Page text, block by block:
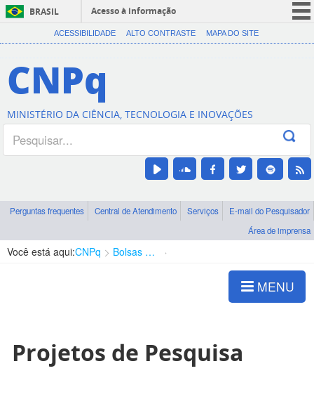
BRASIL
Acesso à informação
CORONAVÍRUS (COVID-19)
Canais
ACESSIBILIDADE ALTO CONTRASTE MAPA DO SITE
CNPq
MINISTÉRIO DA CIÊNCIA, TECNOLOGIA E INOVAÇÕES
Perguntas frequentes Central de Atendimento Serviços
E-mail do Pesquisador
Área de imprensa
Você está aqui:CNPq Bolsas e Auxílios Vigentes
MENU
Projetos de Pesquisa